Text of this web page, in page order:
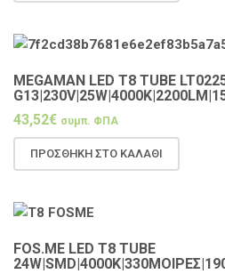
MEGAMAN LED T8 TUBE
43,52€ συμπ. ΦΠΑ
ΠΡΟΣΘΉΚΗ ΣΤΟ ΚΑΛΆΘΙ
FOS.ME LED T8 TUBE